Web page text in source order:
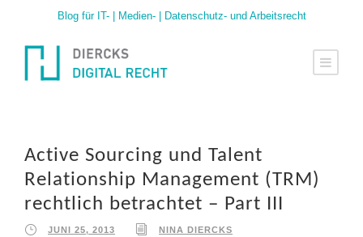
Blog für IT- | Medien- | Datenschutz- und Arbeitsrecht
Active Sourcing und Talent
Relationship Management (TRM)
rechtlich betrachtet – Part III
JUNI 25, 2013
NINA DIERCKS